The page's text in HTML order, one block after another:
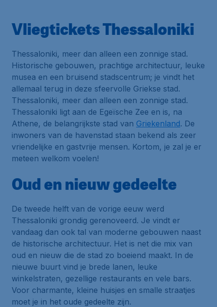
Vliegtickets Thessaloniki
Thessaloniki, meer dan alleen een zonnige stad.
Historische gebouwen, prachtige architectuur, leuke
musea en een bruisend stadscentrum; je vindt het
allemaal terug in deze sfeervolle Griekse stad.
Thessaloniki, meer dan alleen een zonnige stad.
Thessaloniki ligt aan de Egeïsche Zee en is, na
Athene, de belangrijkste stad van Griekenland. De
inwoners van de havenstad staan bekend als zeer
vriendelijke en gastvrije mensen. Kortom, je zal je er
meteen welkom voelen!
Oud en nieuw gedeelte
De tweede helft van de vorige eeuw werd
Thessaloniki grondig gerenoveerd. Je vindt er
vandaag dan ook tal van moderne gebouwen naast
de historische architectuur. Het is net die mix van
oud en nieuw die de stad zo boeiend maakt. In de
nieuwe buurt vind je brede lanen, leuke
winkelstraten, gezellige restaurants en vele bars.
Voor charmante, kleine huisjes en smalle straatjes
moet je in het oude gedeelte zijn.